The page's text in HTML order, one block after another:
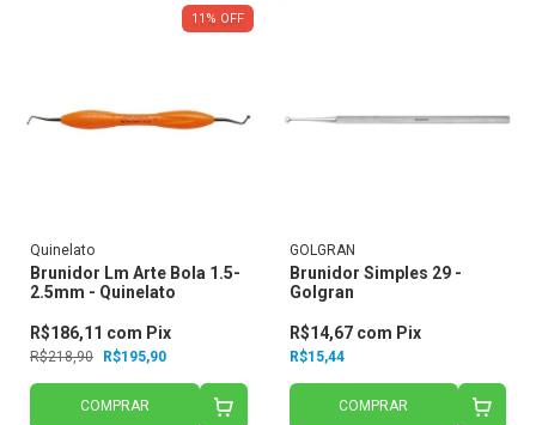
11 % OFF
Quinelato
Brunidor Lm Arte Bola 1.5-
2.5mm - Quinelato
R$218,90 R$195,90
R$186,11 com Pix
COMPRAR
GOLGRAN
Brunidor Simples 29 -
Golgran
R$15,44
R$14,67 com Pix
COMPRAR